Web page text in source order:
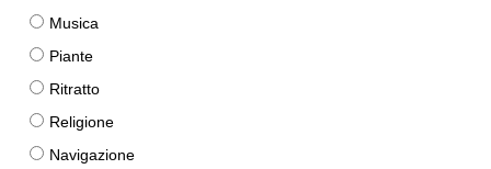
Musica
Piante
Ritratto
Religione
Navigazione